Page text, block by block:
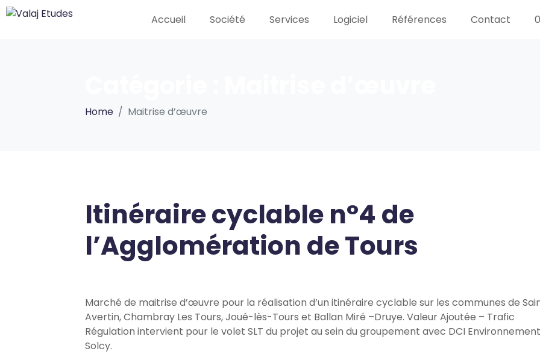
Accueil Société Services Logiciel Références Contact
Home Maitrise d’œuvre
Itinéraire cyclable n°4 de
l’Agglomération de Tours
Marché de maitrise d’œuvre pour la réalisation d’un itinéraire cyclable sur les communes de
Avertin, Chambray Les Tours, Joué-lès-Tours et Ballan Miré –Druye. Valeur Ajoutée – Trafic
Régulation intervient pour le volet SLT du projet au sein du groupement avec DCI
Solcy.